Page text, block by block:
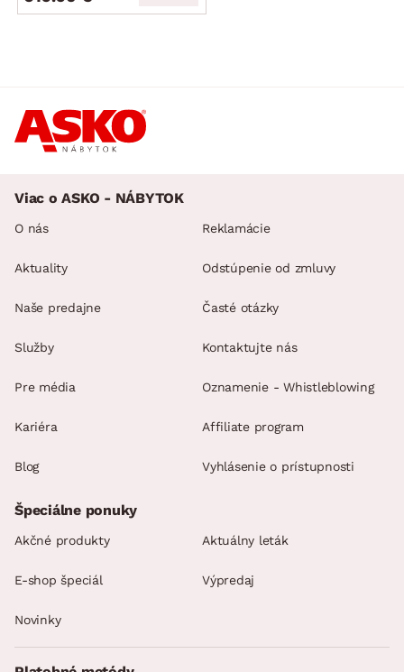
Viac o ASKO - NÁBYTOK
O nás
Aktuality
Naše predajne
Služby
Pre média
Kariéra
Blog
Reklamácie
Odstúpenie od zmluvy
Časté otázky
Kontaktujte nás
Oznamenie - Whistleblowing
Affiliate program
Vyhlásenie o prístupnosti
Špeciálne ponuky
Akčné produkty Aktuálny leták
E-shop špeciál Výpredaj
Novinky